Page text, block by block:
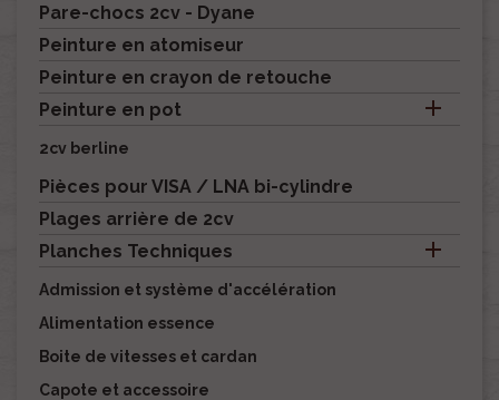
Pare-chocs 2cv - Dyane
Peinture en atomiseur
Peinture en crayon de retouche
Peinture en pot

2cv berline
Pièces pour VISA / LNA bi-cylindre
Plages arrière de 2cv
Planches Techniques

Admission et système d'accélération
Alimentation essence
Boite de vitesses et cardan
Capote et accessoire